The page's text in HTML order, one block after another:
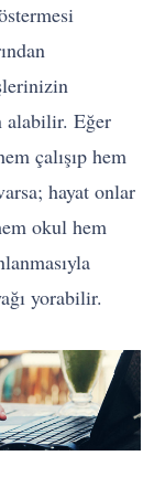
alabilir. Eğer
çalışıp hem
hayat onlar
okul hem
yorabilir.